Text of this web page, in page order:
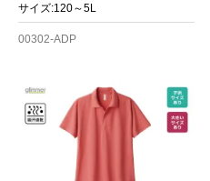
サイズ:120～5L
00302-ADP